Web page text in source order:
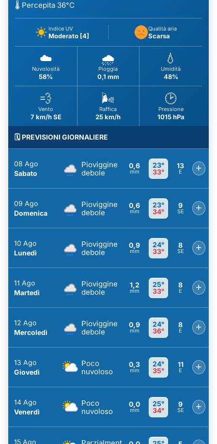
🌡️ Percepita 36°C
Indice UV
Moderato [4]
Qualità aria
Scarsa
☁️
Nuvolosità
58%
🌧️
Pioggia
0,1 mm
💧
Umidità
48%
💨
Vento
7 km/h SE
🌬️
Raffica
25 km/h
🕑
Pressione
1015 hPa
🗓️ PREVISIONI GIORNALIERE
08 Ago
Sabato
Pioviggine
debole
0,6
mm
23°
33°
13
E +
09 Ago
Domenica
Pioviggine
debole
0,6
mm
23°
34°
9
SE +
10 Ago
Lunedì
Pioviggine
debole
0,9
mm
24°
33°
8
SE +
11 Ago
Martedì
Pioviggine
debole
1,2
mm
25°
33°
8
E +
12 Ago
Mercoledì
Pioviggine
debole
0,9
mm
24°
36°
8
E +
13 Ago
Giovedì
Poco
nuvoloso
0,3
mm
24°
35°
11
E +
14 Ago
Venerdì
Poco
nuvoloso
0,0
mm
25°
34°
9
SE +
15 Ago